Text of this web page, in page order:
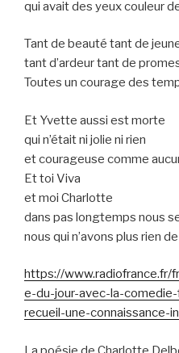
qui avait des yeux couleur
Tant de beauté tant de
tant d’ardeur tant de
Toutes un courage des
Et Yvette aussi est morte
qui n’était ni jolie ni rien
et courageuse comme
Et toi Viva
et moi Charlotte
dans pas longtemps nous
nous qui n’avons plus rien
https://
e-du-jour-avec-la-
recueil-une-connaissance-